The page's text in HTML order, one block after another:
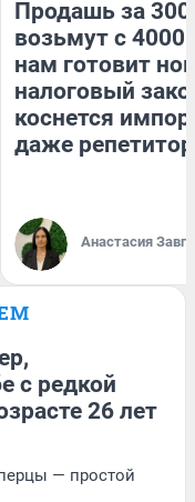
Продашь за
возьмут с
нам готовит
налоговый
коснется
даже
Анастасия
с редкой
26 лет
— простой